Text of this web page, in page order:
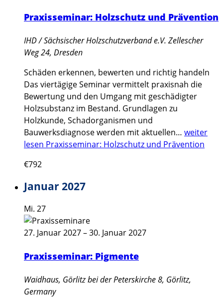
Praxisseminar: Holzschutz und Prävention
IHD / Sächsischer Holzschutzverband e.V. Zellescher
Weg 24, Dresden
Schäden erkennen, bewerten und richtig handeln
Das viertägige Seminar vermittelt praxisnah die
Bewertung und den Umgang mit geschädigter
Holzsubstanz im Bestand. Grundlagen zu
Holzkunde, Schadorganismen und
Bauwerksdiagnose werden mit aktuellen… weiter
lesen Praxisseminar: Holzschutz und Prävention
€792
Januar 2027
Mi. 27
27. Januar 2027–30. Januar 2027
Praxisseminar: Pigmente
Waidhaus, Görlitzbei der Peterskirche 8, Görlitz,
Germany